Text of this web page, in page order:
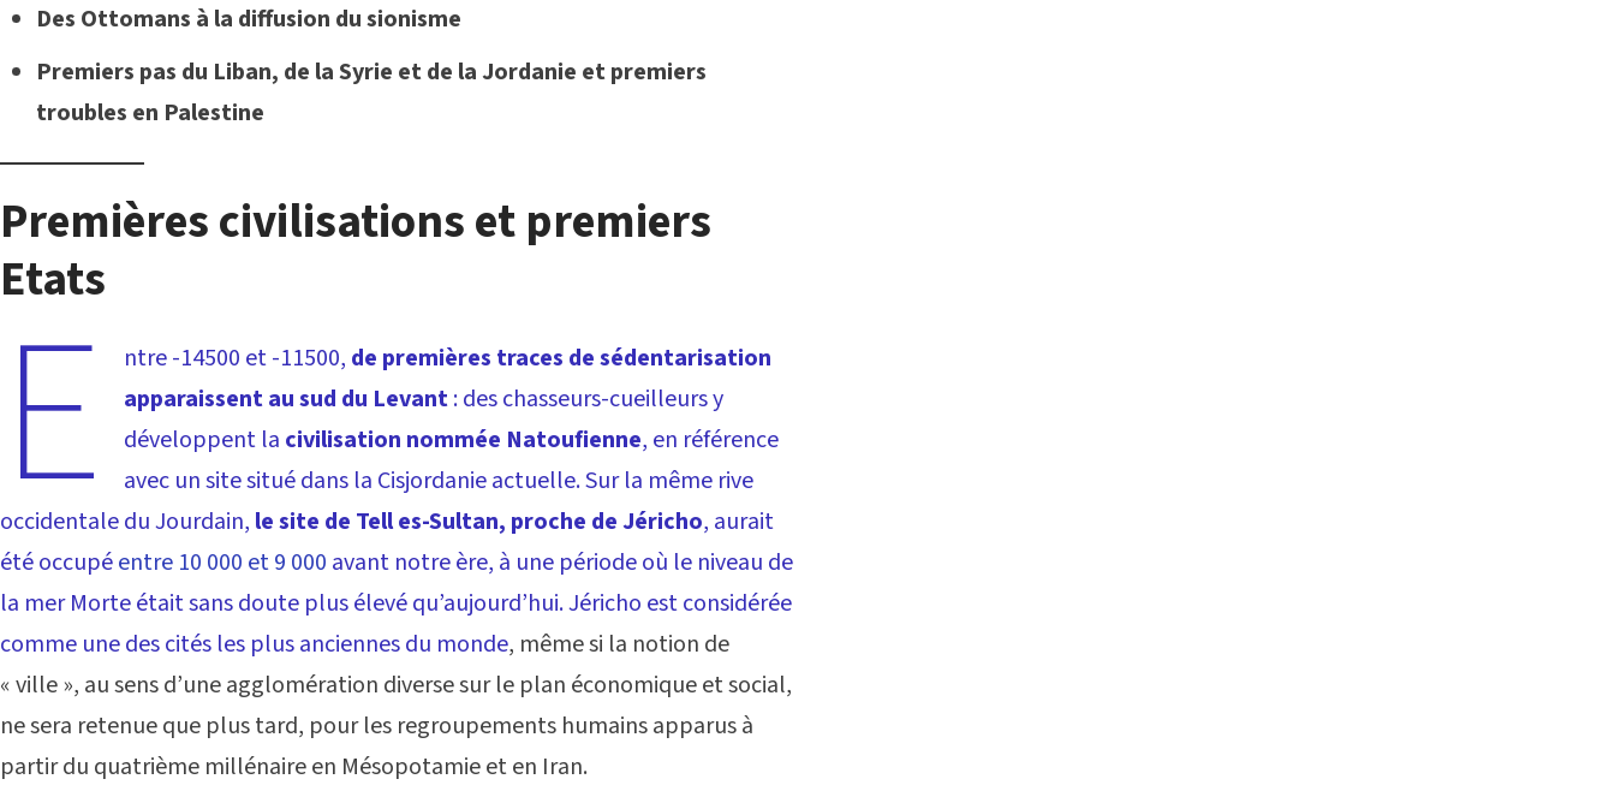
Des Ottomans à la diffusion du sionisme
Premiers pas du Liban, de la Syrie et de la Jordanie et premiers
troubles en Palestine
Premières civilisations et premiers
Etats
E ntre -14500 et -11500, de premières traces de sédentarisation
apparaissent au sud du Levant: des chasseurs-cueilleurs y
développent la civilisation nommée Natoufienne, en référence
avec un site situé dans la Cisjordanie actuelle. Sur la même rive
occidentale du Jourdain, le site de Tell es-Sultan, proche de Jéricho, aurait
été occupéentre 10 000 et 9 000 avant notre ère, à une période où le niveau de
la mer Morte était sans doute plus élevé qu’aujourd’hui. Jéricho est considérée
comme une des cités les plus anciennes du monde, même si la notion de
« ville », au sens d’une agglomération diverse sur le plan économique et social,
ne sera retenue que plus tard, pour les regroupements humains apparus à
partir du quatrième millénaire en Mésopotamie et en Iran.